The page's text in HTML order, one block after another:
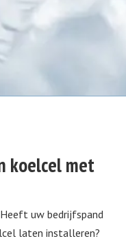
koelcel met
uw bedrijfspand
laten installeren?